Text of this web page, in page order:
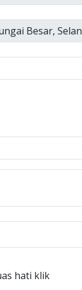
hati klik